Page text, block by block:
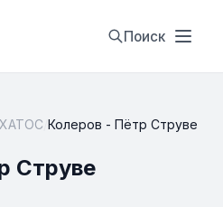
Поиск
Колеров - Пётр Струве
Струве